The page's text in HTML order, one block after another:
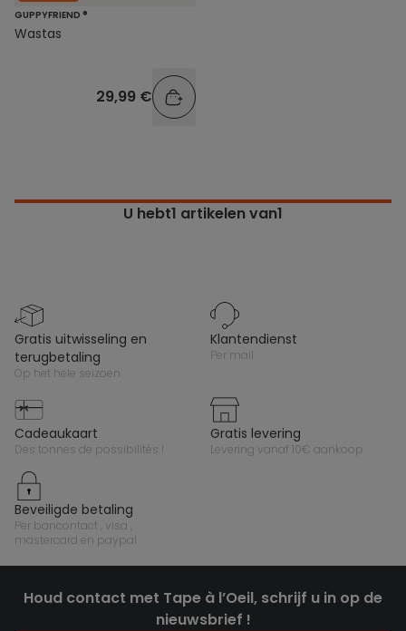
GUPPYFRIEND ®
Wastas
29,99 €
U hebt1 artikelen van1
gratis uitwisseling en
terugbetaling
op het hele seizoen
klantendienst
per mail
cadeaukaart
des tonnes de possibilités !
gratis levering
levering vanaf 10€ aankoop
beveiligde betaling
per bancontact , visa ,
mastercard en paypal
Houd contact met Tape à l’Oeil, schrijf u in op de
nieuwsbrief !